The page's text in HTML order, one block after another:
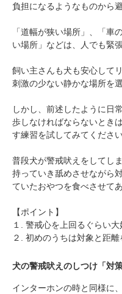
負担になるようなものから
「道幅が狭い場所」、「車
い場所」などは、人でも緊
飼い主さんも犬も安心して
刺激の少ない静かな場所を
しかし、前述したように日
歩しなければならないとき
す練習を試してみてください
普段犬が警戒吠えをしてし
持っていき舐めさせながら
ていたおやつを食べさせて
【ポイント】
１. 警戒心を上回るぐらい
２. 初めのうちは対象と距
犬の警戒吠えのしつけ「対
インターホンの時と同様に